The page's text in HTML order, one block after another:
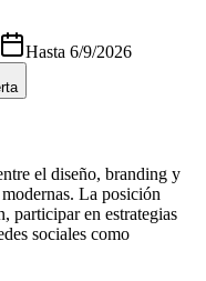
Hasta 6/9/2026
el diseño, branding y
La posición
participar en estrategias
sociales como